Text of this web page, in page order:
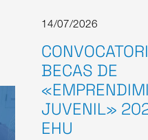
14/07/2026
BECAS DE
JUVENIL»
EHU